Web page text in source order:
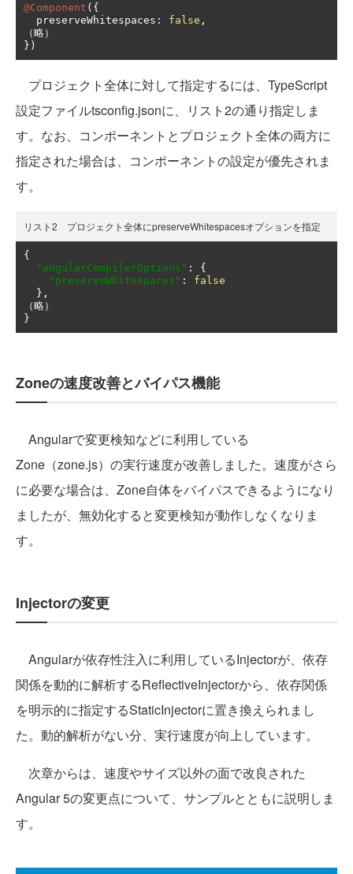
@Component ({
  preserveWhitespaces
: false ,
（略）
})
プロジェクト全体に対して指定するには、TypeScript
設定ファイルtsconfig.jsonに、リスト2の通り指定しま
す。なお、コンポーネントとプロジェクト全体の両方に
指定された場合は、コンポーネントの設定が優先されま
す。
リスト2 プロジェクト全体にpreserveWhitespacesオプションを指定
{
"angularCompilerOptions" :
{
"preserveWhitespaces" :
false
},
（略）
}
Zoneの速度改善とバイパス機能
Angularで変更検知などに利用している
Zone（zone.js）の実行速度が改善しました。速度がさら
に必要な場合は、Zone自体をバイパスできるようになり
ましたが、無効化すると変更検知が動作しなくなりま
す。
Injectorの変更
Angularが依存性注入に利用しているInjectorが、依存
関係を動的に解析するReflectiveInjectorから、依存関係
を明示的に指定するStaticInjectorに置き換えられまし
た。動的解析がない分、実行速度が向上しています。
次章からは、速度やサイズ以外の面で改良された
Angular 5の変更点について、サンプルとともに説明しま
す。